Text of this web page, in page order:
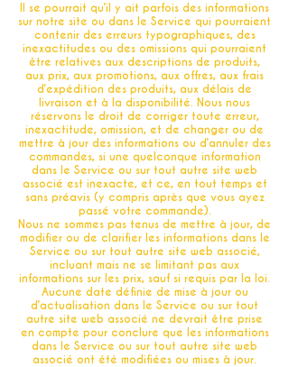
Il se pourrait qu’il y ait parfois des informations
sur notre site ou dans le Service qui pourraient
contenir des erreurs typographiques, des
inexactitudes ou des omissions qui pourraient
être relatives aux descriptions de produits,
aux prix, aux promotions, aux offres, aux frais
d’expédition des produits, aux délais de
livraison et à la disponibilité. Nous nous
réservons le droit de corriger toute erreur,
inexactitude, omission, et de changer ou de
mettre à jour des informations ou d’annuler des
commandes, si une quelconque information
dans le Service ou sur tout autre site web
associé est inexacte, et ce, en tout temps et
sans préavis (y compris après que vous ayez
passé votre commande).
Nous ne sommes pas tenus de mettre à jour, de
modifier ou de clarifier les informations dans le
Service ou sur tout autre site web associé,
incluant mais ne se limitant pas aux
informations sur les prix, sauf si requis par la loi.
Aucune date définie de mise à jour ou
d’actualisation dans le Service ou sur tout
autre site web associé ne devrait être prise
en compte pour conclure que les informations
dans le Service ou sur tout autre site web
associé ont été modifiées ou mises à jour.